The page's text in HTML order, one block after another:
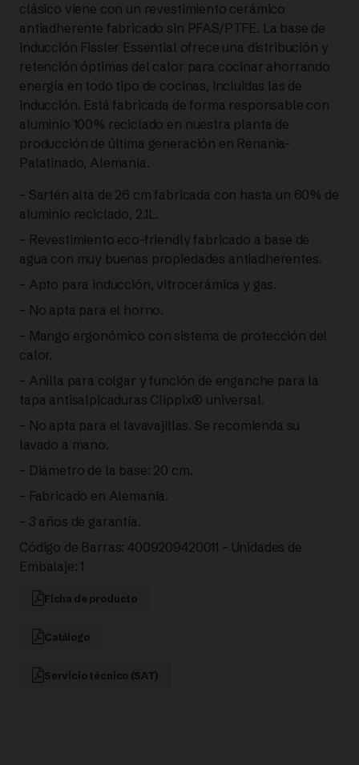
CERÁMICA
26CM
NEGRA
|
FISSLER
cantidad
clásico viene con un revestimiento cerámico
antiadherente fabricado sin PFAS/PTFE. La base de
inducción Fissler Essential ofrece una distribución y
retención óptimas del calor para cocinar ahorrando
energía en todo tipo de cocinas, incluidas las de
inducción. Está fabricada de forma responsable con
aluminio 100% reciclado en nuestra planta de
producción de última generación en Renania-
Palatinado, Alemania.
– Sartén alta de 26 cm fabricada con hasta un 60% de
aluminio reciclado, 2.1L.
– Revestimiento eco-friendly fabricado a base de
agua con muy buenas propiedades antiadherentes.
– Apto para inducción, vitrocerámica y gas.
– No apta para el horno.
– Mango ergonómico con sistema de protección del
calor.
– Anilla para colgar y función de enganche para la
tapa antisalpicaduras Clippix® universal.
– No apta para el lavavajillas. Se recomienda su
lavado a mano.
– Diámetro de la base: 20 cm.
– Fabricado en Alemania.
– 3 años de garantía.
Código de Barras: 4009209420011 – Unidades de
Embalaje: 1
Ficha de producto
Catálogo
Servicio técnico (SAT)